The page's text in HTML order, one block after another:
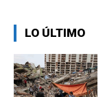
LO ÚLTIMO